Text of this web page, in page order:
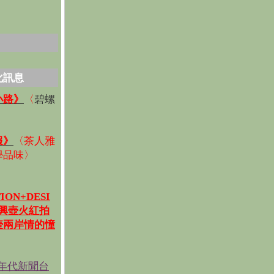
訊息
》 〈碧螺
〈茶人雅
味〉
壺火紅拍
岸情的憧
代新聞台